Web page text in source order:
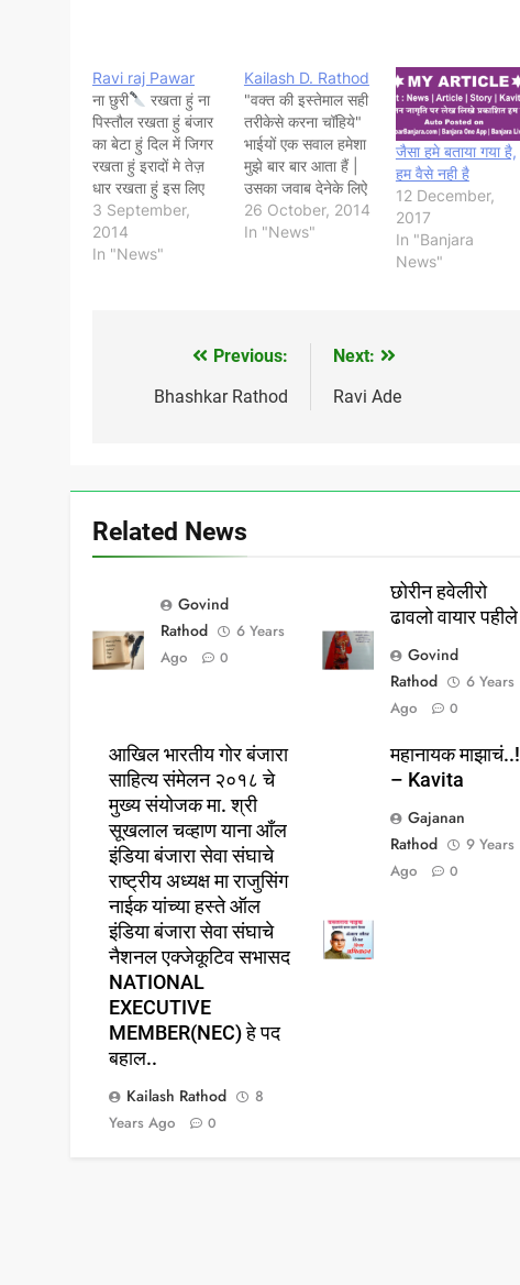
Ravi raj Pawar
ना छुरी
रखता हुं ना
पिस्तौल रखता हुं बंजार
का बेटा हुं दिल में जिगर
रखता हुं इरादों मे तेज़
धार रखता हुं इस लिए
हंमेशाg अकेला ही
निकलता हु ----------
------------ बंगले .
3 September,
2014
In "News"
Kailash D. Rathod
"वक्त की इस्तेमाल सही
तरीकेसे करना चॉहिये"
भाईयों एक सवाल हमेशा
मुझे बार बार आता हैं |
उसका जवाब देनेके लिऐ
मै बहुत सौंचता हुं लेखीन
मुझे कुछ समजता नही
26 October, 2014
In "News"
जैसा हमे बताया गया है,
हम वैसे नही है
12 December,
2017
In "Banjara
News"
navigation
Previous:
Bhashkar Rathod
Next:
Ravi Ade
Related News
Govind
Rathod
6 Years
Ago
0
छोरीन हवेलीरो
ढावलो वायार पहीले
Govind
Rathod
6 Years
Ago
0
आखिल भारतीय गोर बंजारा
साहित्य संमेलन २०१८ चे
मुख्य संयोजक मा. श्री
सूखलाल चव्हाण याना आँल
इंडिया बंजारा सेवा संघाचे
राष्ट्रीय अध्यक्ष मा राजुसिंग
नाईक यांच्या हस्ते ऑल
इंडिया बंजारा सेवा संघाचे
नैशनल एक्जेकूटिव सभासद
NATIONAL
EXECUTIVE
MEMBER(NEC) हे पद
बहाल..
Kailash Rathod
8
Years Ago
0
महानायक माझाचं..!
– Kavita
Gajanan
Rathod
9 Years
Ago
0